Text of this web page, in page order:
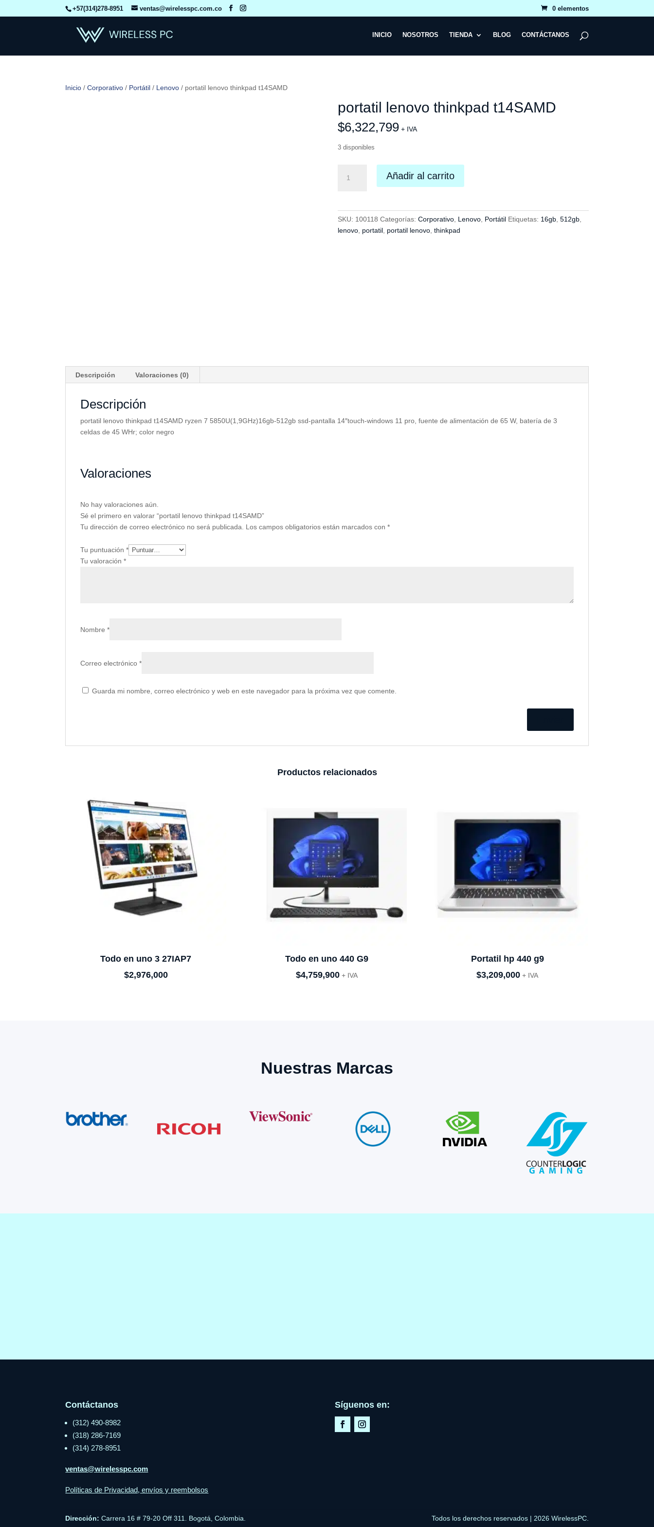
+57(314)278-8951 ventas@wirelesspc.com.co 0 elementos
INICIO NOSOTROS TIENDA BLOG CONTÁCTANOS
Inicio /Corporativo / Portátil / Lenovo / portatil lenovo thinkpad t14SAMD
portatil lenovo thinkpad t14SAMD
$6,322,799 + IVA
3 disponibles
lenovo
Añadir al carrito
SKU: 100118 Categorías: Corporativo, Lenovo, Portátil Etiquetas: 16gb, 512gb,
lenovo, portatil, portatil lenovo, thinkpad
Descripción Valoraciones (0)
Descripción
portatil lenovo thinkpad t14SAMD ryzen 7 5850U(1,9GHz)16gb-512gb ssd-pantalla 14″touch-windows 11 pro, fuente de alimentación de 65 W, batería de 3
celdas de 45 WHr; color negro
Valoraciones
No hay valoraciones aún.
Sé el primero en valorar “portatil lenovo thinkpad t14SAMD”
Tu dirección de correo electrónico no será publicada.
Los campos obligatorios están marcados con*
Tu puntuación*
Tu valoración*
Nombre*
Correo electrónico*
Guarda mi nombre, correo electrónico y web en este navegador para la próxima vez que comente.
Productos relacionados
Todo en uno 3 27IAP7
$2,976,000
Todo en uno 440 G9
$4,759,900 + IVA
Portatil hp 440 g9
$3,209,000 + IVA
Nuestras Marcas
Contáctanos
(312) 490-8982
(318) 286-7169
(314) 278-8951
ventas@wirelesspc.com
Políticas de Privacidad, envíos y reembolsos
Síguenos en:
Dirección:Carrera 16 # 79-20 Off 311. Bogotá, Colombia. Todos los derechos reservados | 2026 WirelessPC.